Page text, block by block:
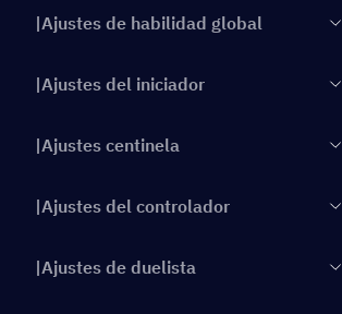
|Ajustes de habilidad global
|Ajustes del iniciador
|Ajustes centinela
|Ajustes del controlador
|Ajustes de duelista